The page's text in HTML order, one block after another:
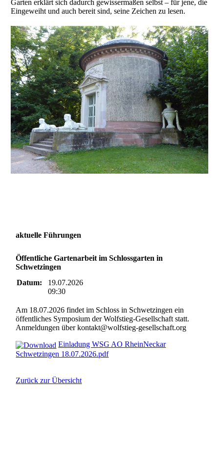
Garten erklärt sich dadurch gewissermaßen selbst – für jene, die
Eingeweiht und auch bereit sind, seine Zeichen zu lesen.
aktuelle Führungen
Öffentliche Gartenarbeit im Schlossgarten in
Schwetzingen
Datum:
19.07.2026
09:30
Am 18.07.2026 findet im Schloss in Schwetzingen ein
öffentliches Symposium der Wolfstieg-Gesellschaft statt.
Anmeldungen über kontakt@wolfstieg-gesellschaft.org
Einladung WSG AO RheinNeckar
Schwetzingen 18.07.2026.pdf
Zurück zur Übersicht